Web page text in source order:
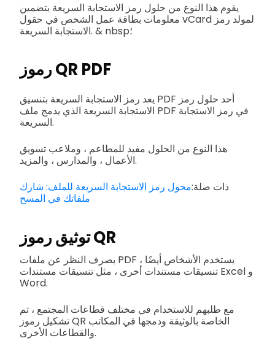
يقوم هذا النوع من حلول رمز الاستجابة السريعة بتضمين
معلومات بطاقة عمل الشخص في حقول vCard لمولد رمز
الاستجابة السريعة. & nbsp؛
رموز QR PDF
يعد رمز الاستجابة السريعة بتنسيق PDF أحد حلول رمز
الاستجابة السريعة الذي يدمج ملف PDF في رمز الاستجابة
السريعة.
هذا النوع من الحلول مفيد للمطاعم ، وملاعب تسويق
الأعمال ، والمدارس ، والمزيد.
ذات صلة:محول رمز الاستجابة السريعة للملف: شارك
ملفاتك في المسح
توثيق رموز QR
بصرف النظر عن ملفات PDF ، يستخدم الأشخاص أيضًا
تنسيقات مستندات أخرى ، مثل تنسيقات مستندات Excel و
Word.
مع طلبهم للاستخدام في مختلف قطاعات المجتمع ، تم
تشكيل رموز QR الخاصة بالوثيقة ودمجها في المكاتب
والقطاعات الأخرى.